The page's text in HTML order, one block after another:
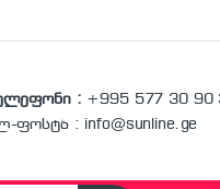
: +995 577 30 90
ფოსტა : info@sunline.ge